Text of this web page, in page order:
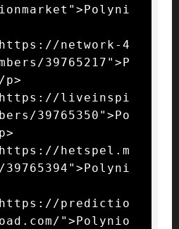
network-4
39765217">P
liveinspi
39765350">Po
hetspel.m
39765394">Polyni
predictio
">Polynio